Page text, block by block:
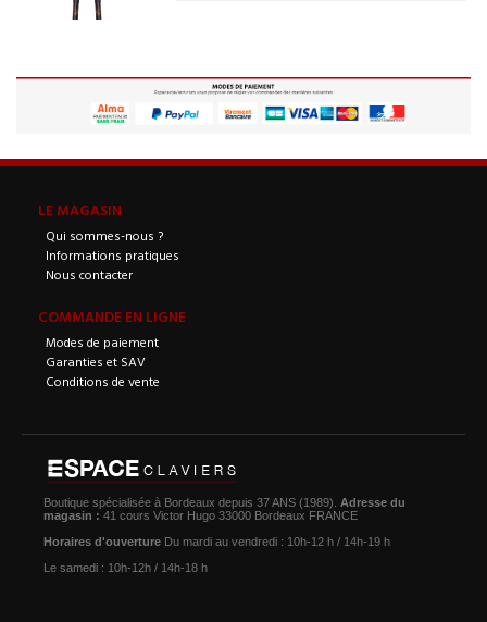
LE MAGASIN
Qui sommes-nous ?
Informations pratiques
Nous contacter
COMMANDE EN LIGNE
Modes de paiement
Garanties et SAV
Conditions de vente
Boutique spécialisée à Bordeaux depuis 37 ANS (1989). Adresse du
magasin : 41 cours Victor Hugo 33000 Bordeaux FRANCE
Horaires d'ouverture Du mardi au vendredi : 10h-12 h / 14h-19 h
Le samedi : 10h-12h / 14h-18 h